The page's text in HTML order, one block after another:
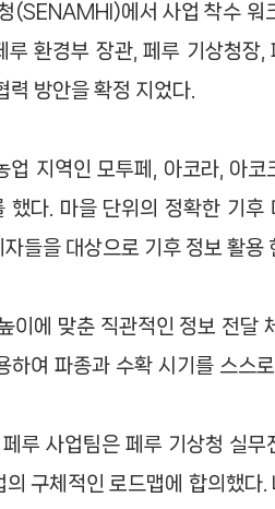
(SENAMHI)에서 사업 착수
환경부 장관, 페루 기상청장
력 방안을 확정 지었다.
지역인 모투페, 아코라, 아
다. 마을 단위의 정확한 기
들을 대상으로 기후 정보 활
에 맞춘 직관적인 정보 전달
여 파종과 수확 시기를 스스
루 사업팀은 페루 기상청 실
구체적인 로드맵에 합의했